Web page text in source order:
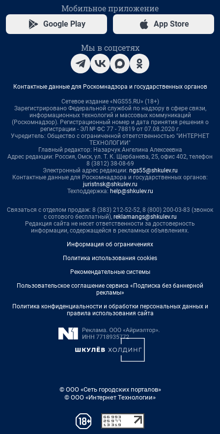
Мобильное приложение
Google Play App Store
Мы в соцсетях
Контактные данные для Роскомнадзора и государственных органов
Сетевое издание «NGS55.RU» (18+)
Зарегистрировано Федеральной службой по надзору в сфере связи,
информационных технологий и массовых коммуникаций
(Роскомнадзор). Регистрационный номер и дата принятия решения о
регистрации - ЭЛ № ФС 77 - 78819 от 07.08.2020 г.
Учредитель: Общество с ограниченной ответственностью "ИНТЕРНЕТ
ТЕХНОЛОГИИ"
Главный редактор: Назарчук Ангелина Алексеевна
Адрес редакции: Россия, Омск, ул. Т. К. Щербанева, 25, офис 402, телефон
8 (3812) 38-08-69
Электронный адрес редакции: ngs55@shkulev.ru
Контактные данные для Роскомнадзора и государственных органов:
juristnsk@shkulev.ru
Техподдержка: help@shkulev.ru
Связаться с отделом продаж: 8 (383) 212-52-52, 8 (800) 200-03-83 (звонок
с сотового бесплатный), reklamangs@shkulev.ru
Редакция сайта не несет ответственности за достоверность
информации, содержащейся в рекламных объявлениях.
Информация об ограничениях
Политика использования cookies
Рекомендательные системы
Пользовательское соглашение сервиса «Подписка без баннерной
рекламы»
Политика конфиденциальности и обработки персональных данных и
правила использования сайта
© ООО «Сеть городских порталов»
© ООО «Интернет Технологии»